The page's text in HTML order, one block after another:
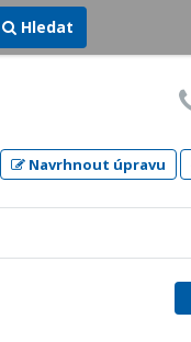
Hledat
Navrhnout úpravu